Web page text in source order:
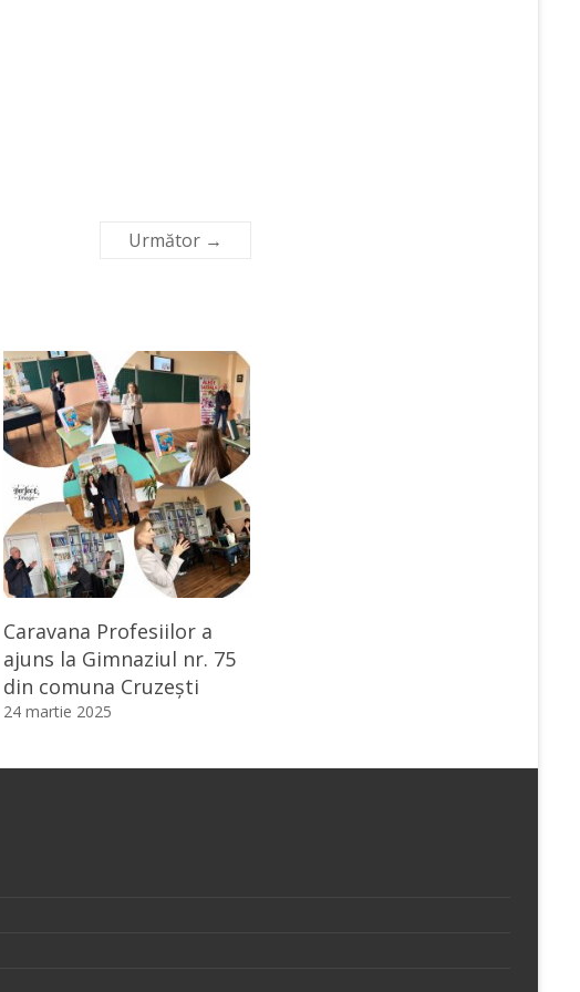
Următor →
Caravana Profesiilor a
ajuns la Gimnaziul nr. 75
din comuna Cruzești
24 martie 2025